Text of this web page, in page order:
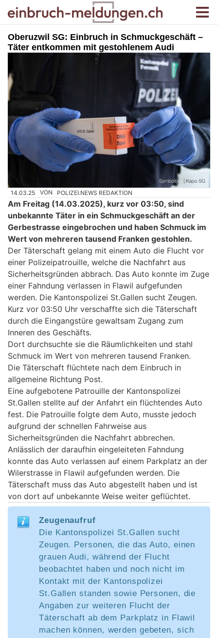
Oberuzwil SG: Einbruch in Schmuckgeschäft –
Täter entkommen mit gestohlenem Audi
14.03.25 VON POLIZEI.NEWS REDAKTION
Am Freitag (14.03.2025), kurz vor 03:50, sind
unbekannte Täter in ein Schmuckgeschäft an der
Gerbestrasse eingebrochen und haben Schmuck im
Wert von mehreren tausend Franken gestohlen.
Der Täterschaft gelang mit einem Auto die Flucht vor
einer Polizeipatrouille, welche die Nachfahrt aus
Sicherheitsgründen abbrach. Das Auto konnte im Zuge
einer Fahndung verlassen in Flawil aufgefunden
werden. Die Kantonspolizei St.Gallen sucht Zeugen.
Kurz vor 03:50 Uhr verschaffte sich die Täterschaft
durch die Eingangstüre gewaltsam Zugang zum
Inneren des Geschäfts.
Dort durchsuchte sie die Räumlichkeiten und stahl
Schmuck im Wert von mehreren tausend Franken.
Die Täterschaft flüchtete nach dem Einbruch in
allgemeine Richtung Post.
Eine aufgebotene Patrouille der Kantonspolizei
St.Gallen stellte auf der Anfahrt ein flüchtendes Auto
fest. Die Patrouille folgte dem Auto, musste jedoch
aufgrund der schnellen Fahrweise aus
Sicherheitsgründen die Nachfahrt abbrechen.
Anlässlich der daraufhin eingeleiteten Fahndung
konnte das Auto verlassen auf einem Parkplatz an der
Wilerstrasse in Flawil aufgefunden werden. Die
Täterschaft muss das Auto abgestellt haben und ist
von dort auf unbekannte Weise weiter geflüchtet.
Zeugenaufruf
Die Kantonspolizei St.Gallen sucht
Zeugen. Personen, die das Auto, einen
grauen Audi, während der Flucht
beobachtet haben und noch nicht im
Kontakt mit der Kantonspolizei
St.Gallen standen sowie Personen, die
Angaben zur weiteren Flucht der
Täterschaft ab dem Parkplatz in Flawil
machen können, werden gebeten, sich